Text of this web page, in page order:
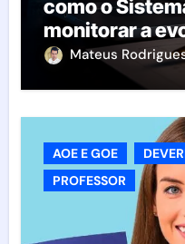
como o
monitorar a
dosMateus
AOE E GOE
PROFESSOR